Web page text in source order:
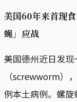
美国60年来首现
蝇」应战
美国德州近日发
（screwworm）
例本土病例。螺